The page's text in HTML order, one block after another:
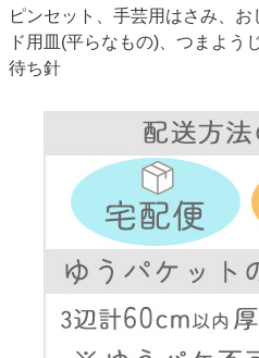
ピンセット、手芸用はさみ、
ド用皿(平らなもの)、つまよう
待ち針